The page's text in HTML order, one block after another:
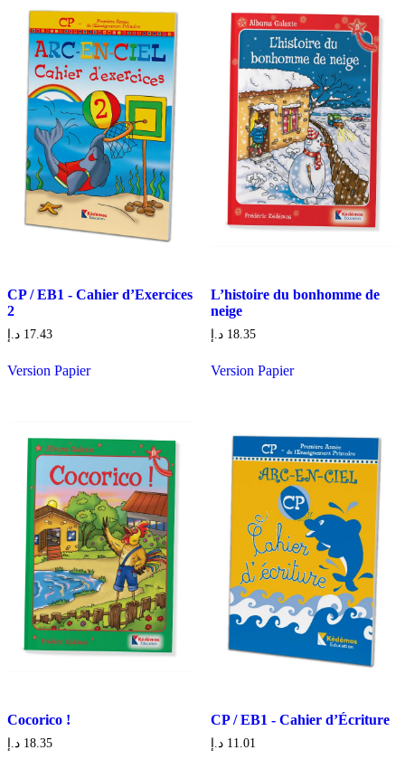
CP / EB1 - Cahier d’Exercices
2
17.43 د.إ
Version Papier
L’histoire du bonhomme de
neige
18.35 د.إ
Version Papier
Cocorico !
18.35 د.إ
CP / EB1 - Cahier d’Écriture
11.01 د.إ